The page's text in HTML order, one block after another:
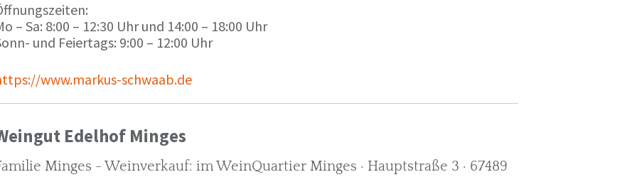
– Sa: 8:00 – 12:30 Uhr und 14:00 – 18:00 Uhr
und Feiertags: 9:00 – 12:00 Uhr
www.markus-schwaab.de
Edelhof Minges
Minges - Weinverkauf: im WeinQuartier Minges · Hauptstraße 3 · 67489